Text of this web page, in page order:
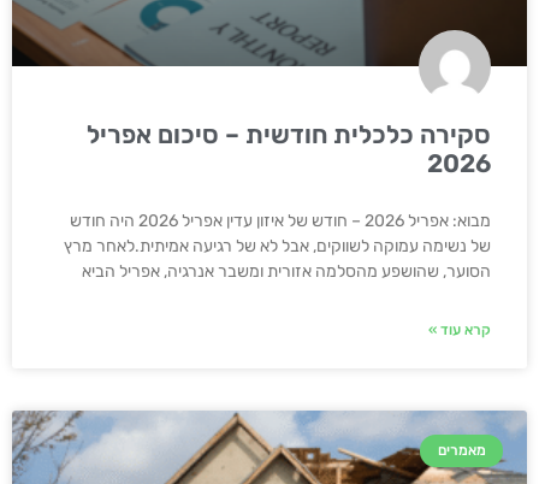
סקירה כלכלית חודשית – סיכום אפריל
2026
מבוא: אפריל 2026 – חודש של איזון עדין אפריל 2026 היה חודש
של נשימה עמוקה לשווקים, אבל לא של רגיעה אמיתית.לאחר מרץ
הסוער, שהושפע מהסלמה אזורית ומשבר אנרגיה, אפריל הביא
קרא עוד »
מאמרים